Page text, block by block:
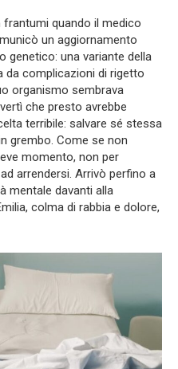
quando il medico
un aggiornamento
genetico: una variante della
da complicazioni di rigetto
organismo sembrava
che presto avrebbe
terribile: salvare sé stessa
grembo. Come se non
momento, non per
arrendersi. Arrivò perfino a
mentale davanti alla
colma di rabbia e dolore,